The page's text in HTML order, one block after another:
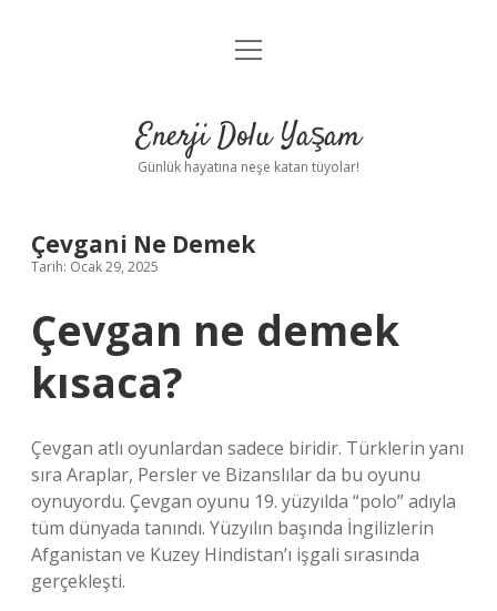
Anasayfa
Yasal Uyarı
menüyü
Enerji Dolu Yaşam
Günlük hayatına neşe katan tüyolar!
Çevgani Ne Demek
Tarih: Ocak 29, 2025
Çevgan ne demek
kısaca?
Çevgan atlı oyunlardan sadece biridir. Türklerin yanı
sıra Araplar, Persler ve Bizanslılar da bu oyunu
oynuyordu. Çevgan oyunu 19. yüzyılda “polo” adıyla
tüm dünyada tanındı. Yüzyılın başında İngilizlerin
Afganistan ve Kuzey Hindistan’ı işgali sırasında
gerçekleşti.